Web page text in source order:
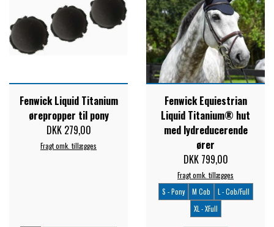
Fenwick Liquid Titanium
ørepropper til pony
DKK 279,00
Fragt omk. tillægges
Fenwick Equiestrian
Liquid Titanium® hut
med lydreducerende
ører
DKK 799,00
Fragt omk. tillægges
S - Pony
M Cob
L - Cob/Full
XL - XFull